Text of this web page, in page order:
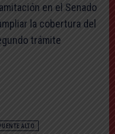
en el Senado
la cobertura del
trámite
PUENTE ALTO